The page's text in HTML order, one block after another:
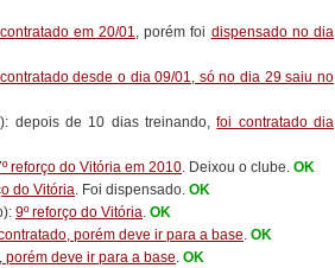
contratado em 20/01, porém foi dispensado no dia
contratado desde o dia 09/01, só no dia 29 saiu no
depois de 10 dias treinando,foi contratado dia
reforço do Vitória em 2010. Deixou o clube. OK
do Vitória. Foi dispensado. OK
9º reforço do Vitória. OK
porém deve ir para a base. OK
porém deve ir para a base. OK